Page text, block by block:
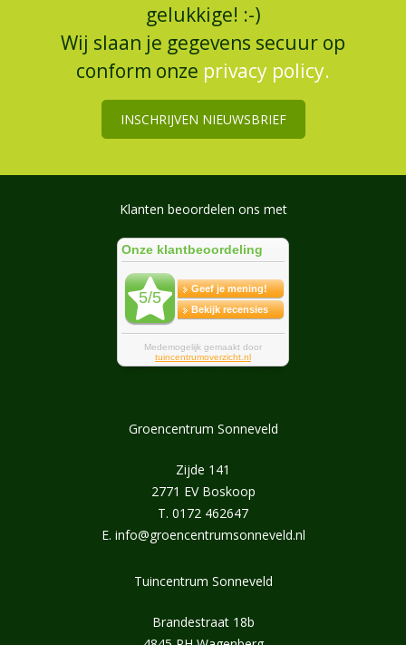
gelukkige! :-)
Wij slaan je gegevens secuur op
conform onze privacy policy.
INSCHRIJVEN NIEUWSBRIEF
Klanten beoordelen ons met
Groencentrum Sonneveld
Zijde 141
2771 EV Boskoop
T. 0172 462647
E. info@groencentrumsonneveld.nl
Tuincentrum Sonneveld
Brandestraat 18b